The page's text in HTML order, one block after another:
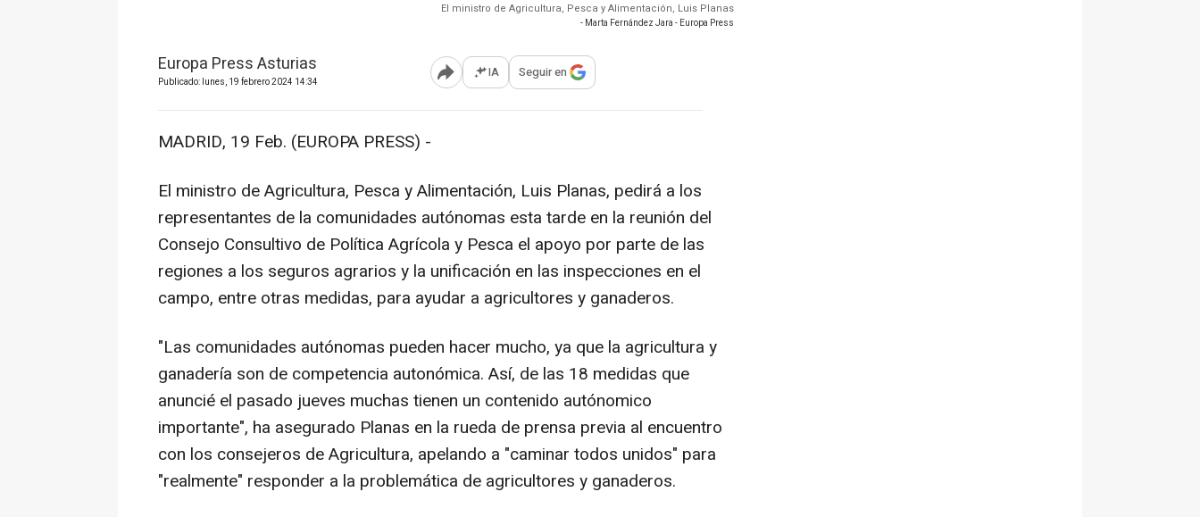
El ministro de Agricultura, Pesca y Alimentación, Luis Planas
- Marta Fernández Jara - Europa Press
Europa Press Asturias
Publicado: lunes, 19 febrero 2024 14:34 Abrir opciones para compartir
IA Seguir en
MADRID, 19 Feb. (EUROPA PRESS) -
El ministro de Agricultura, Pesca y Alimentación, Luis Planas, pedirá a los
representantes de la comunidades autónomas esta tarde en la reunión del
Consejo Consultivo de Política Agrícola y Pesca el apoyo por parte de las
regiones a los seguros agrarios y la unificación en las inspecciones en el
campo, entre otras medidas, para ayudar a agricultores y ganaderos.
"Las comunidades autónomas pueden hacer mucho, ya que la agricultura y
ganadería son de competencia autonómica. Así, de las 18 medidas que
anuncié el pasado jueves muchas tienen un contenido autónomico
importante", ha asegurado Planas en la rueda de prensa previa al encuentro
con los consejeros de Agricultura, apelando a "caminar todos unidos" para
"realmente" responder a la problemática de agricultores y ganaderos.